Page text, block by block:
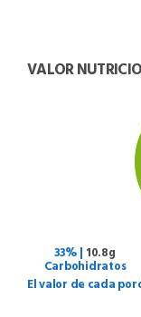
VALOR
33% | 10.8g
Carbohidratos
El valor de cada